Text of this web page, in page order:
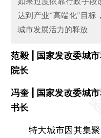
达到产业“高端化”目
城市发展活力的释放
范毅 | 国家发改委城
院长
冯奎 | 国家发改委城
书长
特大城市因其集聚